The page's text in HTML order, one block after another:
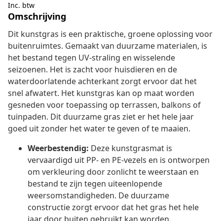
Inc. btw
Omschrijving
Dit kunstgras is een praktische, groene oplossing voor
buitenruimtes. Gemaakt van duurzame materialen, is
het bestand tegen UV-straling en wisselende
seizoenen. Het is zacht voor huisdieren en de
waterdoorlatende achterkant zorgt ervoor dat het
snel afwatert. Het kunstgras kan op maat worden
gesneden voor toepassing op terrassen, balkons of
tuinpaden. Dit duurzame gras ziet er het hele jaar
goed uit zonder het water te geven of te maaien.
Weerbestendig: Deze kunstgrasmat is
vervaardigd uit PP- en PE-vezels en is ontworpen
om verkleuring door zonlicht te weerstaan en
bestand te zijn tegen uiteenlopende
weersomstandigheden. De duurzame
constructie zorgt ervoor dat het gras het hele